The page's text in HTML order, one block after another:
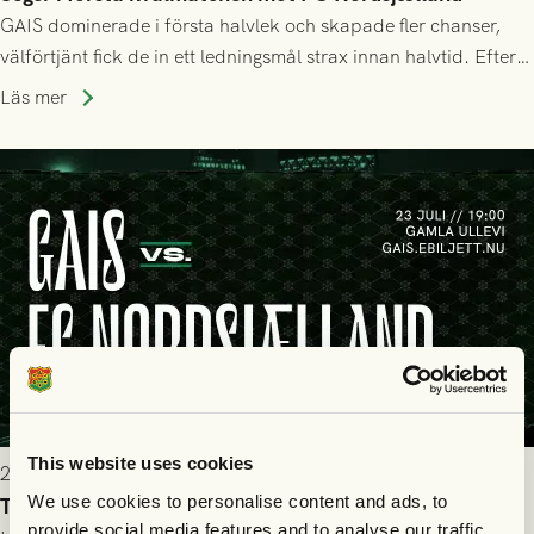
This website uses cookies
We use cookies to personalise content and ads, to
provide social media features and to analyse our traffic.
GAIS dominerade i första halvlek och skapade fler chanser,
välförtjänt fick de in ett ledningsmål strax innan halvtid. Efter
halvtidsvilan sjönk tempot när Nordsjälland tilläts ha mer av
seger! Matchfoto: Mikael Josefsson & Lasse Ekström
Läs mer
2026-07-22 19:00
Truppen till GAIS - FC Nordsjælland 23/7